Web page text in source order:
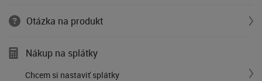
Otázka na produkt
Nákup na splátky
Chcem si nastaviť splátky